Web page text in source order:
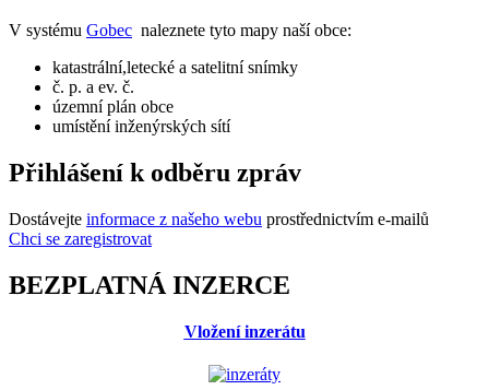
V systému Gobec naleznete tyto mapy naší obce:
katastrální,letecké a satelitní snímky
č. p. a ev. č.
územní plán obce
umístění inženýrských sítí
Přihlášení k odběru zpráv
Dostávejte informace z našeho webu prostřednictvím e-mailů
Chci se zaregistrovat
BEZPLATNÁ INZERCE
Vložení inzerátu